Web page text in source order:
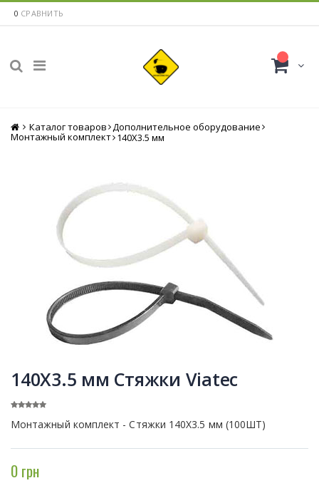
0 СРАВНИТЬ
Главная
Каталог товаров Дополнительное оборудование
Монтажный комплект 140Х3.5 мм
140Х3.5 мм Стяжки Viatec
Монтажный комплект - Стяжки 140Х3.5 мм (100ШТ)
0 грн